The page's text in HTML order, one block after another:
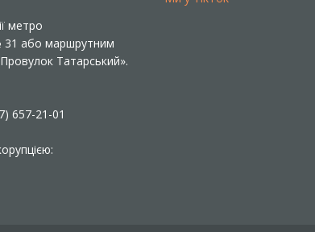
метро
31 або маршрутним
Татарський».
657-21-01